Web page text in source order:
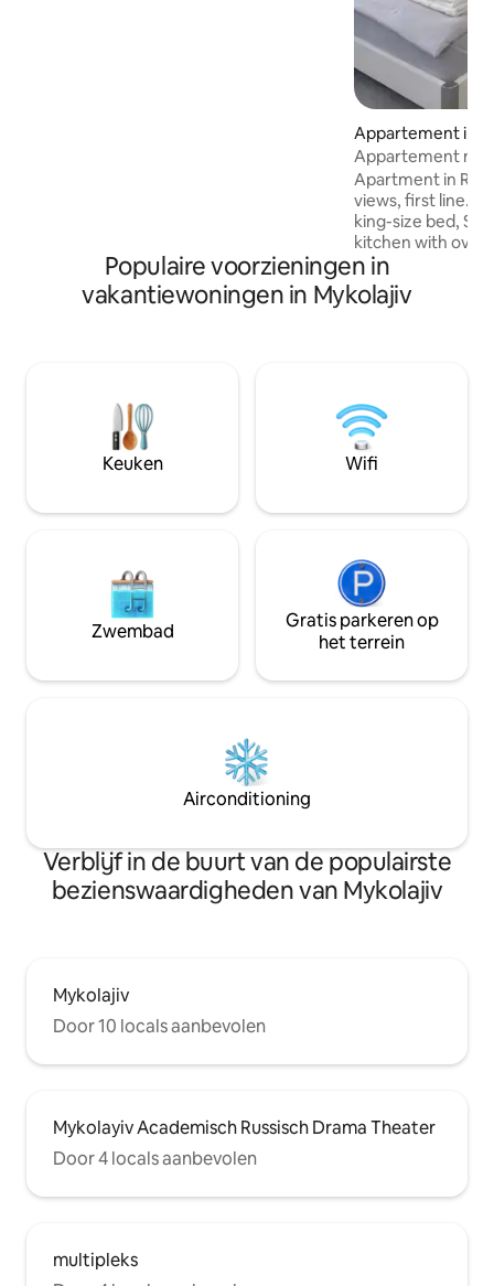
Appartement in
Appartement
de Riviera
Apartment in
views, first line.
king-size bed,
kitchen with
panoramic
with fresh air.
sandy beach,
slippers, fresh
cleaned after
Populaire voorzieningen in
vakantiewoningen in Mykolajiv
Keuken Wifi
Zwembad
Gratis parkeren op
het terrein
Airconditioning
Verblijf in de buurt van de populairste
bezienswaardigheden van Mykolajiv
Mykolajiv
Door 10 locals aanbevolen
Mykolayiv Academisch Russisch Drama Theater
Door 4 locals aanbevolen
multipleks